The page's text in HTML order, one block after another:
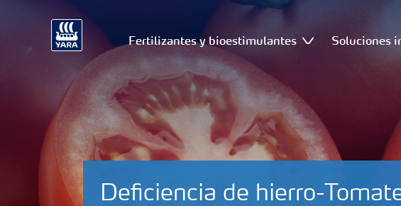
Fertilizantes y bioestimulantes Soluciones
Deficiencia de hierro-